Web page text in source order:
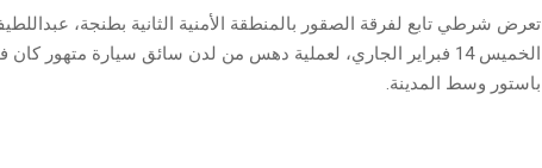
تعرض شرطي تابع لفرقة الصقور بالمنطقة الأمنية الثانية بطنجة،
الخميس 14 فبراير الجاري، لعملية دهس من لدن سائق سيارة متهور
باستور وسط المدينة.